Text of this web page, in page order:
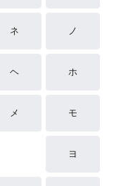
ネ ノ
ヘ ホ
メ モ
ヨ